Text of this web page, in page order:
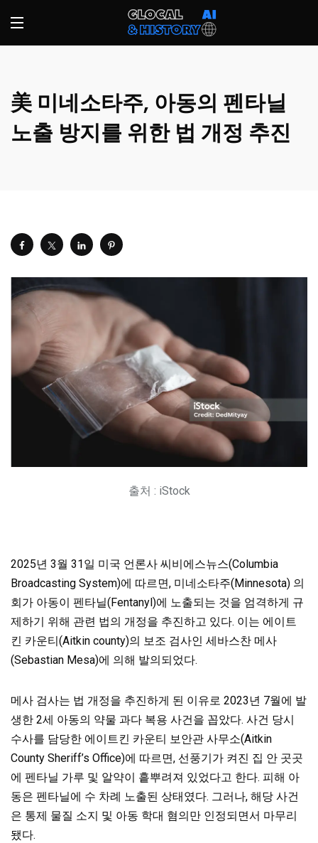
美 미네소타주, 아동의 펜타닐
노출 방지를 위한 법 개정 추진
출처 : iStock
2025년 3월 31일 미국 언론사 씨비에스뉴스(Columbia
Broadcasting System)에 따르면, 미네소타주(Minnesota) 의
회가 아동이 펜타닐(Fentanyl)에 노출되는 것을 엄격하게 규
제하기 위해 관련 법의 개정을 추진하고 있다. 이는 에이트
킨 카운티(Aitkin county)의 보조 검사인 세바스찬 메사
(Sebastian Mesa)에 의해 발의되었다.
메사 검사는 법 개정을 추진하게 된 이유로 2023년 7월에 발
생한 2세 아동의 약물 과다 복용 사건을 꼽았다. 사건 당시
수사를 담당한 에이트킨 카운티 보안관 사무소(Aitkin
County Sheriff’s Office)에 따르면, 선풍기가 켜진 집 안 곳곳
에 펜타닐 가루 및 알약이 흩뿌려져 있었다고 한다. 피해 아
동은 펜타닐에 수 차례 노출된 상태였다. 그러나, 해당 사건
은 통제 물질 소지 및 아동 학대 혐의만 인정되면서 마무리
됐다.